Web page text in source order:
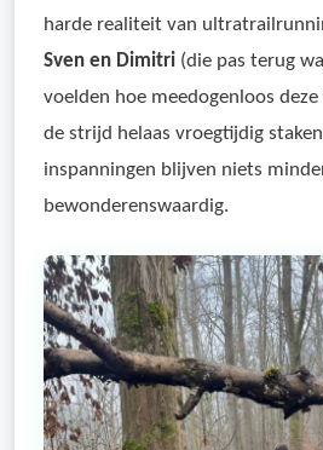
harde realiteit van
Sven en Dimitri (die pas terug
voelden hoe meedogenloos deze
de strijd helaas vroegtijdig
inspanningen blijven niets
bewonderenswaardig.